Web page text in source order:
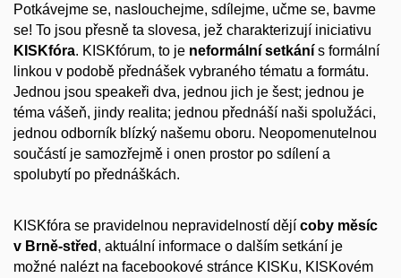
Potkávejme se, naslouchejme, sdílejme, učme se, bavme
se! To jsou přesně ta slovesa, jež charakterizují iniciativu
KISKfóra. KISKfórum, to je neformální setkání s formální
linkou v podobě přednášek vybraného tématu a formátu.
Jednou jsou speakeři dva, jednou jich je šest; jednou je
téma vášeň, jindy realita; jednou přednáší naši spolužáci,
jednou odborník blízký našemu oboru. Neopomenutelnou
součástí je samozřejmě i onen prostor po sdílení a
spolubytí po přednáškách.
KISKfóra se pravidelnou nepravidelností dějí coby měsíc
v Brně-střed , aktuální informace o dalším setkání je
možné nalézt na facebookové stránce KISKu, KISKovém